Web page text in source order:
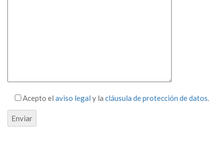
Acepto el aviso legal y la cláusula de protección de datos.